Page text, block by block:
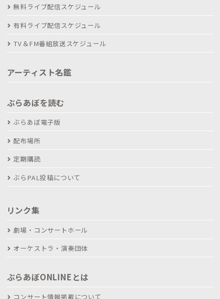
無料ライブ配信スケジュール
有料ライブ配信スケジュール
TV＆FM番組放送スケジュール
アーティスト名鑑
ぶらあぼを読む
ぶらあぼ電子版
配布場所
定期購読
ぶらPAL投稿について
リンク集
劇場・コンサートホール
オーケストラ・演奏団体
ぶらあぼONLINEとは
コンサート情報掲載について